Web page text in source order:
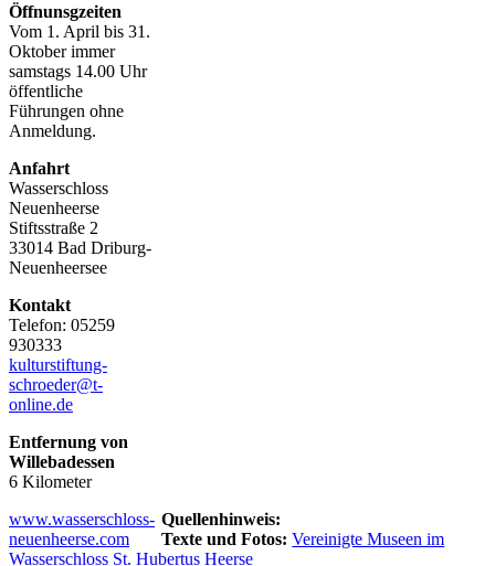
Öffnunsgzeiten
Vom 1. April bis 31.
Oktober immer
samstags 14.00 Uhr
öffentliche
Führungen ohne
Anmeldung.
Anfahrt
Wasserschloss
Neuenheerse
Stiftsstraße 2
33014 Bad Driburg-
Neuenheersee
Kontakt
Telefon: 05259
930333
kulturstiftung-
schroeder@t-
online.de
Entfernung von
Willebadessen
6 Kilometer
www.wasserschloss-
neuenheerse.com
Quellenhinweis:
Texte und Fotos:Vereinigte Museen im
Wasserschloss St. Hubertus Heerse